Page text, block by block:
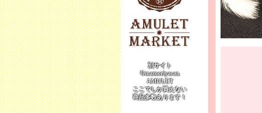
別サイト
Omamoriyasan
AMULET
ここでしか買えない
商品多数あります！